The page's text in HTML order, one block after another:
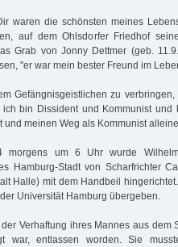
waren die schönsten meines
auf dem Ohlsdorfer Friedhof
Grab von Jonny Dettmer (geb.
"er war mein bester Freund im
Gefängnisgeistlichen zu
ich bin Dissident und Kommunist und
und meinen Weg als Kommunist
morgens um 6 Uhr wurde
Hamburg-Stadt von Scharfrichter
Halle) mit dem Handbeil
Universität Hamburg übergeben.
Verhaftung ihres Mannes aus dem
war, entlassen worden. Sie